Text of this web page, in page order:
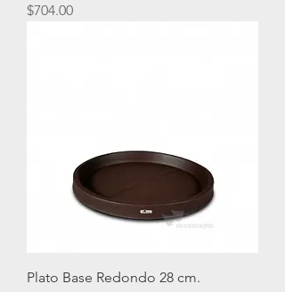
Precio
$704.00
Plato Base Redondo 28 cm.